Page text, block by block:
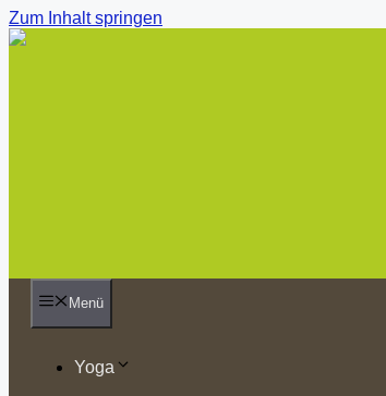
Zum Inhalt springen
Menü
Yoga